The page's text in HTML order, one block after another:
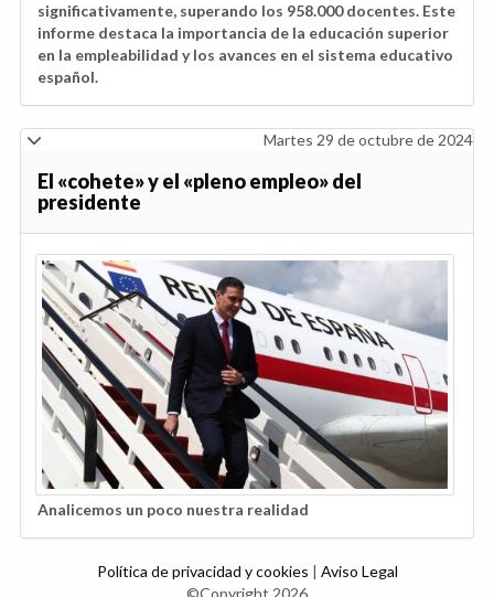
significativamente, superando los 958.000 docentes. Este
informe destaca la importancia de la educación superior
en la empleabilidad y los avances en el sistema educativo
español.
Martes 29 de octubre de 2024
El «cohete» y el «pleno empleo» del
presidente
Analicemos un poco nuestra realidad
Política de privacidad y cookies | Aviso Legal
©Copyright 2026